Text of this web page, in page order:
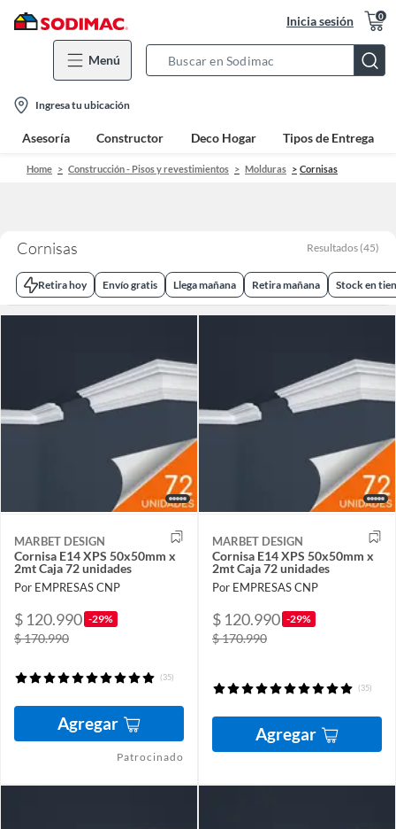
Inicia sesión 0
Menú
Bar
location-
icon
Ingresa tu ubicación
Asesoría Constructor Deco Hogar Tipos de Entrega
Home Construcción - Pisos y revestimientos Molduras Cornisas
Cornisas Resultados (45)
Retira hoy Envío gratis Llega mañana Retira mañana Stock en
MARBET DESIGN
Cornisa E14 XPS 50x50mm x
2mt Caja 72 unidades
Por EMPRESAS CNP
$ 120.990 -29%
$ 170.990
(35)
Agregar
Patrocinado
MARBET DESIGN
Cornisa E14 XPS 50x50mm x
2mt Caja 72 unidades
Por EMPRESAS CNP
$ 120.990 -29%
$ 170.990
(35)
Agregar